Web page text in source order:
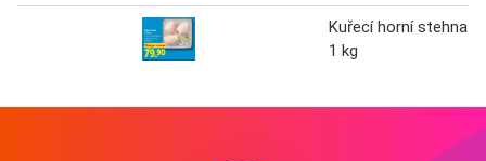
Kuřecí horní stehna
1 kg